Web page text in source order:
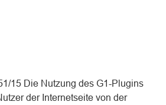
15 Die Nutzung des G1-Plugins
der Internetseite von der